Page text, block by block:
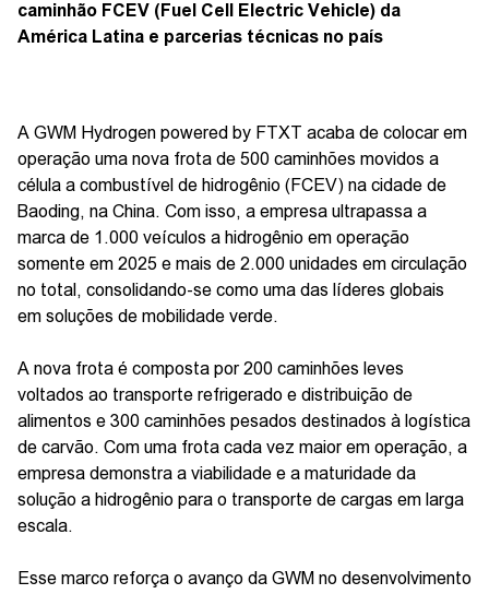
caminhão FCEV (Fuel Cell Electric Vehicle) da
América Latina e parcerias técnicas no país
A GWM Hydrogen powered by FTXT acaba de colocar em
operação uma nova frota de 500 caminhões movidos a
célula a combustível de hidrogênio (FCEV) na cidade de
Baoding, na China. Com isso, a empresa ultrapassa a
marca de 1.000 veículos a hidrogênio em operação
somente em 2025 e mais de 2.000 unidades em circulação
no total, consolidando-se como uma das líderes globais
em soluções de mobilidade verde.
A nova frota é composta por 200 caminhões leves
voltados ao transporte refrigerado e distribuição de
alimentos e 300 caminhões pesados destinados à logística
de carvão. Com uma frota cada vez maior em operação, a
empresa demonstra a viabilidade e a maturidade da
solução a hidrogênio para o transporte de cargas em larga
escala.
Esse marco reforça o avanço da GWM no desenvolvimento